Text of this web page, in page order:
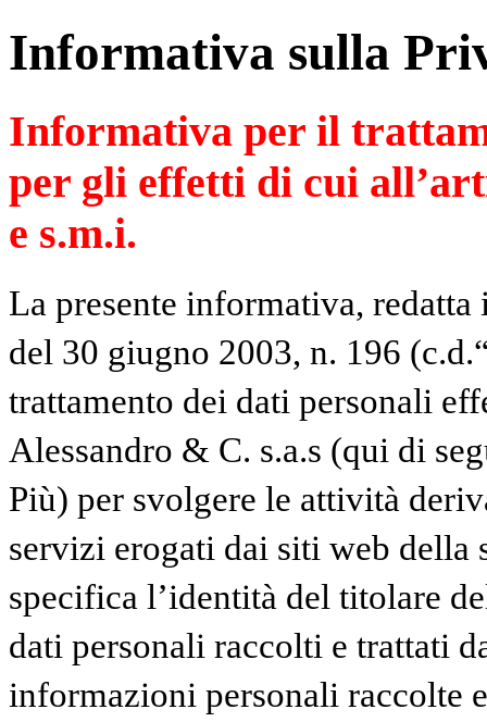
Informativa sulla
Informativa per il
per gli effetti di cui
e s.m.i.
La presente informativa,
del 30 giugno 2003, n. 196
trattamento dei dati personali
Alessandro & C. s.a.s (qui di
Più) per svolgere le attività
servizi erogati dai siti web della
specifica l’identità del titolare
dati personali raccolti e trattati
informazioni personali raccolte